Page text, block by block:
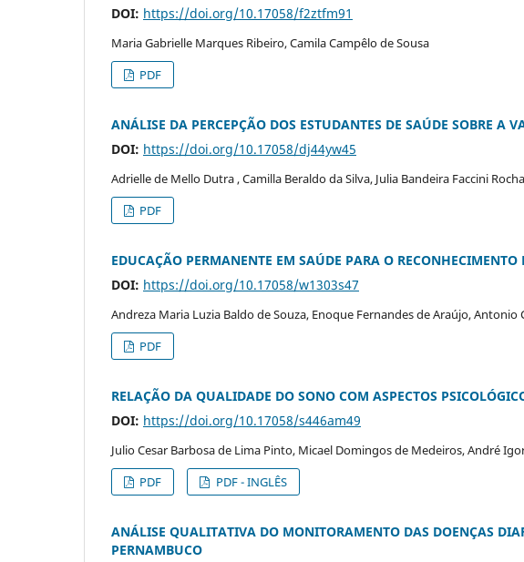
DOI: https://doi.org/10.17058/f2ztfm91
Maria Gabrielle Marques Ribeiro, Camila Campêlo de Sousa
PDF
ANÁLISE DA PERCEPÇÃO DOS ESTUDANTES DE SAÚDE SOBRE A
DOI: https://doi.org/10.17058/dj44yw45
Adrielle de Mello Dutra , Camilla Beraldo da Silva, Julia Bandeira Faccini
PDF
EDUCAÇÃO PERMANENTE EM SAÚDE PARA O
DOI: https://doi.org/10.17058/w1303s47
Andreza Maria Luzia Baldo de Souza, Enoque Fernandes de Araújo,
PDF
RELAÇÃO DA QUALIDADE DO SONO COM ASPECTOS
DOI: https://doi.org/10.17058/s446am49
Julio Cesar Barbosa de Lima Pinto, Micael Domingos de Medeiros, André
PDF
PDF - INGLÊS
ANÁLISE QUALITATIVA DO MONITORAMENTO DAS DOENÇAS
PERNAMBUCO